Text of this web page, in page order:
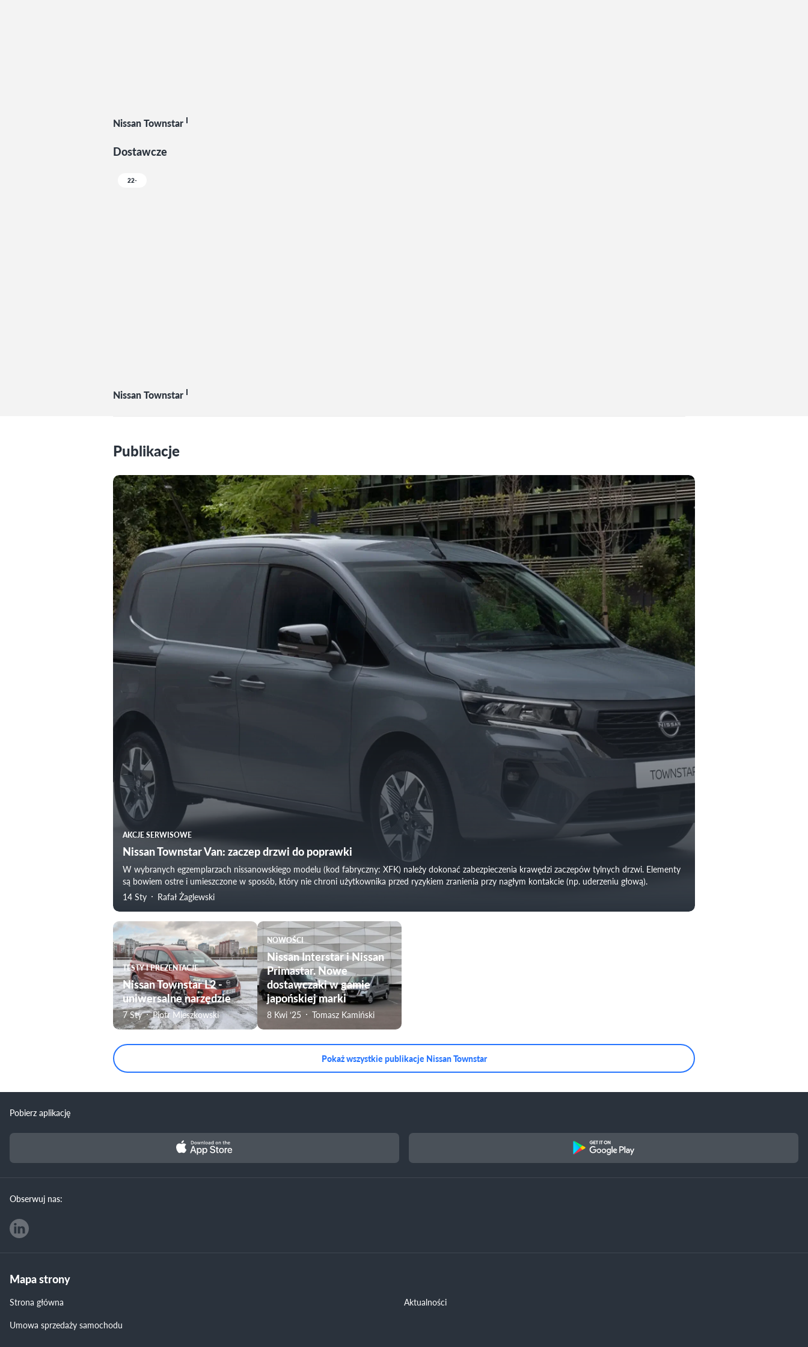
Nissan Townstar I
Dostawcze
22-
Nissan Townstar I
Publikacje
AKCJE SERWISOWE
Nissan Townstar Van: zaczep drzwi do poprawki
W wybranych egzemplarzach nissanowskiego modelu (kod fabryczny: XFK) należy dokonać zabezpieczenia krawędzi zaczepów tylnych drzwi. Elementy
są bowiem ostre i umieszczone w sposób, który nie chroni użytkownika przed ryzykiem zranienia przy nagłym kontakcie (np. uderzeniu głową).
14 Sty
Rafał Żaglewski
TESTY I PREZENTACJE
Nissan Townstar L2 -
uniwersalne narzędzie
7 Sty Piotr Mieszkowski
NOWOŚCI
Nissan Interstar i Nissan
Primastar. Nowe
dostawczaki w gamie
japońskiej marki
8 Kwi ‘25 Tomasz Kamiński
Pokaż wszystkie publikacje Nissan Townstar
Pobierz aplikację
Obserwuj nas:
Mapa strony
Strona główna
Aktualności
Umowa sprzedaży samochodu